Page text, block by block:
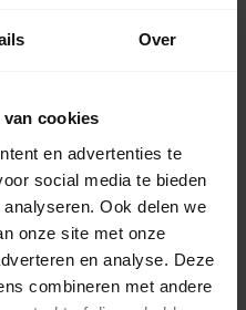
Over
cookies
en advertenties te
social media te bieden
Ook delen we
onze site met onze
en analyse. Deze
combineren met andere
mm - as 8
63 mm 7,95